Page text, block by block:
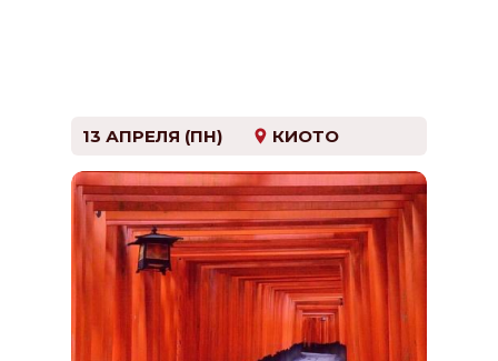
13 АПРЕЛЯ (ПН) КИОТО